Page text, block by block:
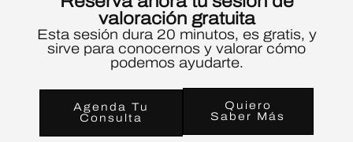
valoración gratuita
Esta sesión dura 20 minutos, es gratis, y
sirve para conocernos y valorar cómo
podemos ayudarte.
Agenda Tu
Consulta
Quiero
Saber Más